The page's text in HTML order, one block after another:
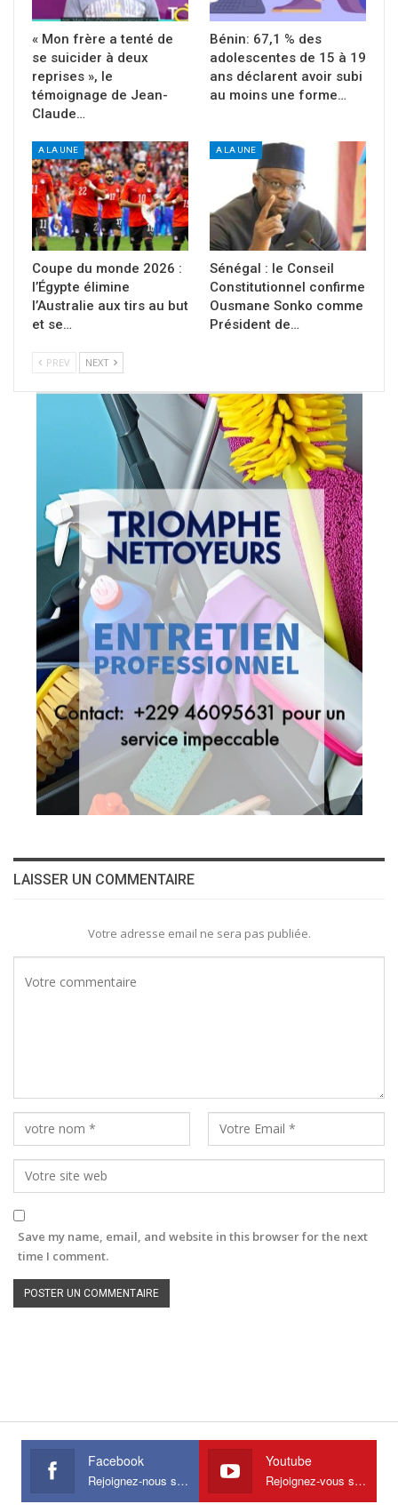
« Mon frère a tenté de
se suicider à deux
reprises », le
témoignage de Jean-
Claude…
Bénin: 67,1 % des
adolescentes de 15 à 19
ans déclarent avoir subi
au moins une forme…
A LA UNE
Coupe du monde 2026 :
l’Égypte élimine
l’Australie aux tirs au but
et se…
A LA UNE
Sénégal : le Conseil
Constitutionnel confirme
Ousmane Sonko comme
Président de…
PREV NEXT
LAISSER UN COMMENTAIRE
Votre adresse email ne sera pas publiée.
Save my name, email, and website in this browser for the next
time I comment.
Facebook
Rejoignez-nous sur Facebook
Youtube
Rejoignez-vous sur Youtube